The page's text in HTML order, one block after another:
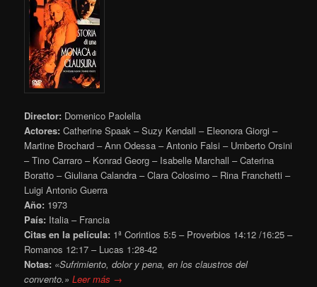
Director: Domenico Paolella
Actores: Catherine Spaak – Suzy Kendall – Eleonora Giorgi –
Martine Brochard – Ann Odessa – Antonio Falsi – Umberto Orsini
– Tino Carraro – Konrad Georg – Isabelle Marchall – Caterina
Boratto – Giuliana Calandra – Clara Colosimo – Rina Franchetti –
Luigi Antonio Guerra
Año: 1973
País: Italia – Francia
Citas en la película: 1ª Corintios 5:5 – Proverbios 14:12 /16:25 –
Romanos 12:17 – Lucas 1:28-42
Notas: «Sufrimiento, dolor y pena, en los claustros del
convento.»Leer más →